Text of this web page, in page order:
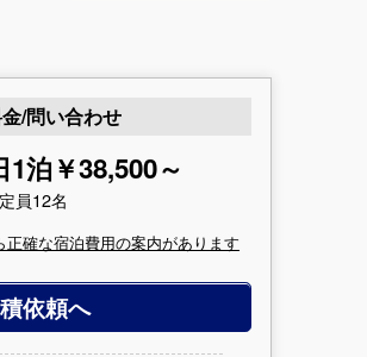
/問い合わせ
1泊￥38,500～
定員12名
確な宿泊費用の案内があります
依頼へ